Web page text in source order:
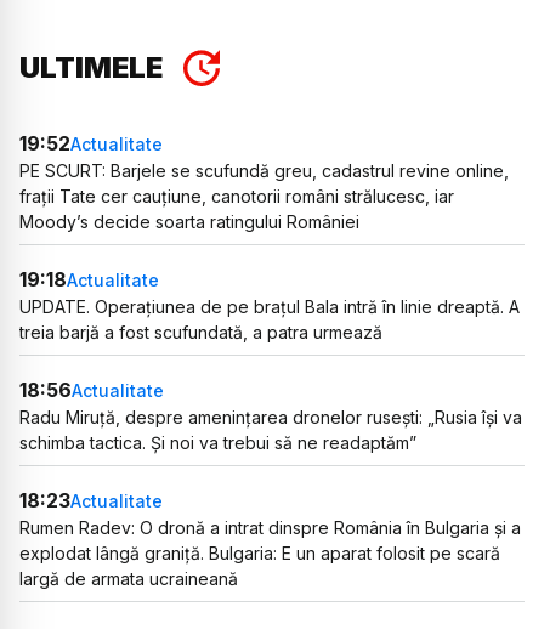
ULTIMELE
19:52Actualitate
PE SCURT: Barjele se scufundă greu, cadastrul revine online,
frații Tate cer cauțiune, canotorii români strălucesc, iar
Moody’s decide soarta ratingului României
19:18Actualitate
UPDATE. Operațiunea de pe brațul Bala intră în linie dreaptă. A
treia barjă a fost scufundată, a patra urmează
18:56Actualitate
Radu Miruță, despre amenințarea dronelor rusești: „Rusia își va
schimba tactica. Și noi va trebui să ne readaptăm”
18:23Actualitate
Rumen Radev: O dronă a intrat dinspre România în Bulgaria și a
explodat lângă graniță. Bulgaria: E un aparat folosit pe scară
largă de armata ucraineană